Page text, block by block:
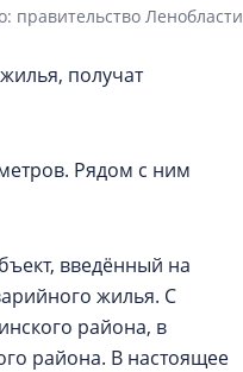
правительство Ленобласти
получат
Рядом с ним
введённый на
жилья. С
района, в
района. В настоящее